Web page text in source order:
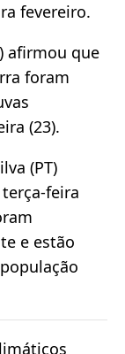
fevereiro.
afirmou que
foram
(23).
(PT)
feira
e estão